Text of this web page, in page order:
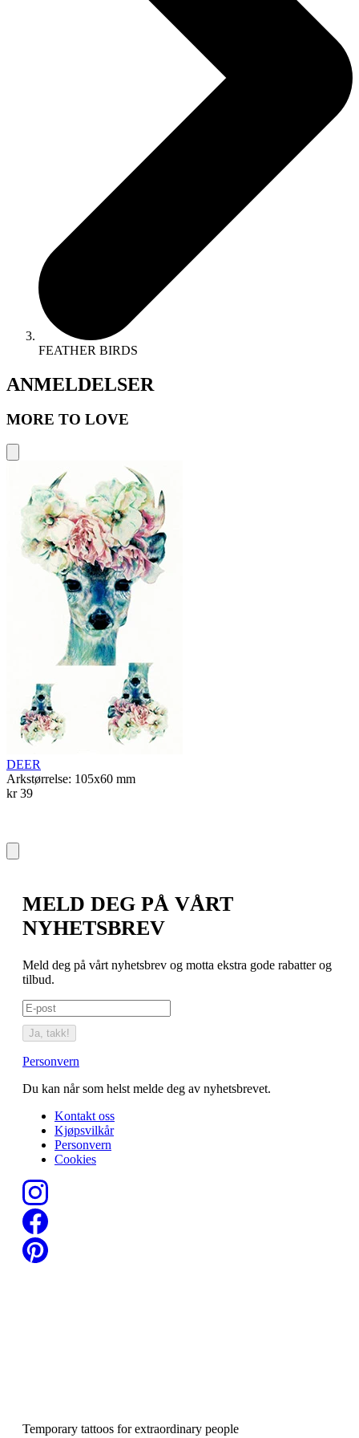
FEATHER BIRDS
ANMELDELSER
MORE TO LOVE
DEER
Arkstørrelse: 105x60 mm
kr 39
MELD DEG PÅ VÅRT
NYHETSBREV
Meld deg på vårt nyhetsbrev og motta ekstra gode rabatter og
tilbud.
Ja, takk!
Personvern
Du kan når som helst melde deg av nyhetsbrevet.
Kontakt oss
Kjøpsvilkår
Personvern
Cookies
Temporary tattoos for extraordinary people